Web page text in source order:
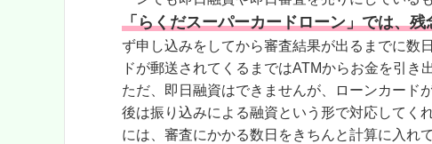
「らくだスーパーカードローン」では、
ず申し込みをしてから審査結果が出るまでに数
ドが郵送されてくるまではATMからお金を引き
ただ、即日融資はできませんが、ローンカード
後は振り込みによる融資という形で対応してく
には、審査にかかる数日をきちんと計算に入れ